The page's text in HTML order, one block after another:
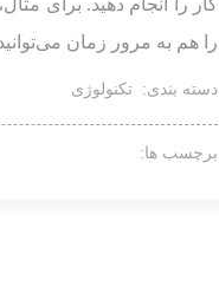
را هم به مرور زمان می‌توانید
دسته بندی: تکنولوژی
برچسب ها: